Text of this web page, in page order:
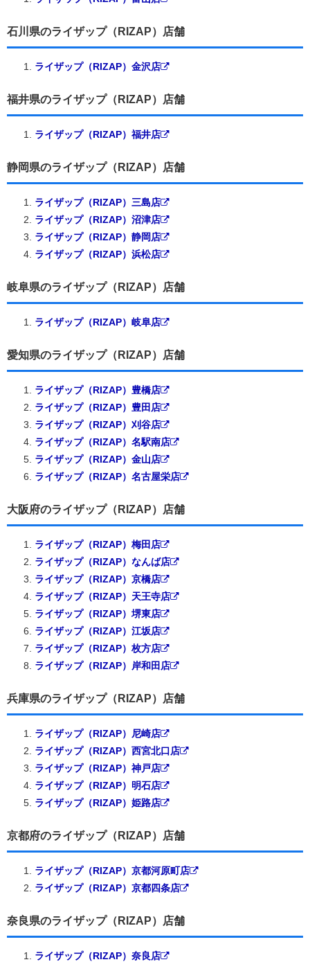
石川県のライザップ（RIZAP）店舗
ライザップ（RIZAP）金沢店
福井県のライザップ（RIZAP）店舗
ライザップ（RIZAP）福井店
静岡県のライザップ（RIZAP）店舗
ライザップ（RIZAP）三島店
ライザップ（RIZAP）沼津店
ライザップ（RIZAP）静岡店
ライザップ（RIZAP）浜松店
岐阜県のライザップ（RIZAP）店舗
ライザップ（RIZAP）岐阜店
愛知県のライザップ（RIZAP）店舗
ライザップ（RIZAP）豊橋店
ライザップ（RIZAP）豊田店
ライザップ（RIZAP）刈谷店
ライザップ（RIZAP）名駅南店
ライザップ（RIZAP）金山店
ライザップ（RIZAP）名古屋栄店
大阪府のライザップ（RIZAP）店舗
ライザップ（RIZAP）梅田店
ライザップ（RIZAP）なんば店
ライザップ（RIZAP）京橋店
ライザップ（RIZAP）天王寺店
ライザップ（RIZAP）堺東店
ライザップ（RIZAP）江坂店
ライザップ（RIZAP）枚方店
ライザップ（RIZAP）岸和田店
兵庫県のライザップ（RIZAP）店舗
ライザップ（RIZAP）尼崎店
ライザップ（RIZAP）西宮北口店
ライザップ（RIZAP）神戸店
ライザップ（RIZAP）明石店
ライザップ（RIZAP）姫路店
京都府のライザップ（RIZAP）店舗
ライザップ（RIZAP）京都河原町店
ライザップ（RIZAP）京都四条店
奈良県のライザップ（RIZAP）店舗
ライザップ（RIZAP）奈良店